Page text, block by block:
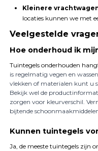
Kleinere
locaties kunnen we met
Veelgestelde
Hoe onderhoud ik
Tuintegels onderhouden
is regelmatig vegen en
vlekken of materialen kunt u
Bekijk wel de
zorgen voor kleurverschil.
bijtende
Kunnen tuintegels
Ja, de meeste tuintegels zijn